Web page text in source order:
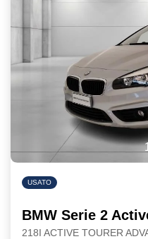
USATO
BMW Serie 2
218I ACTIVE TOURER